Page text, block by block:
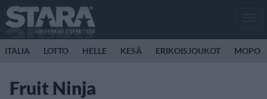
ITALIA LOTTO HELLE KESÄ ERIKOISJOUKOT MOPO
Fruit Ninja